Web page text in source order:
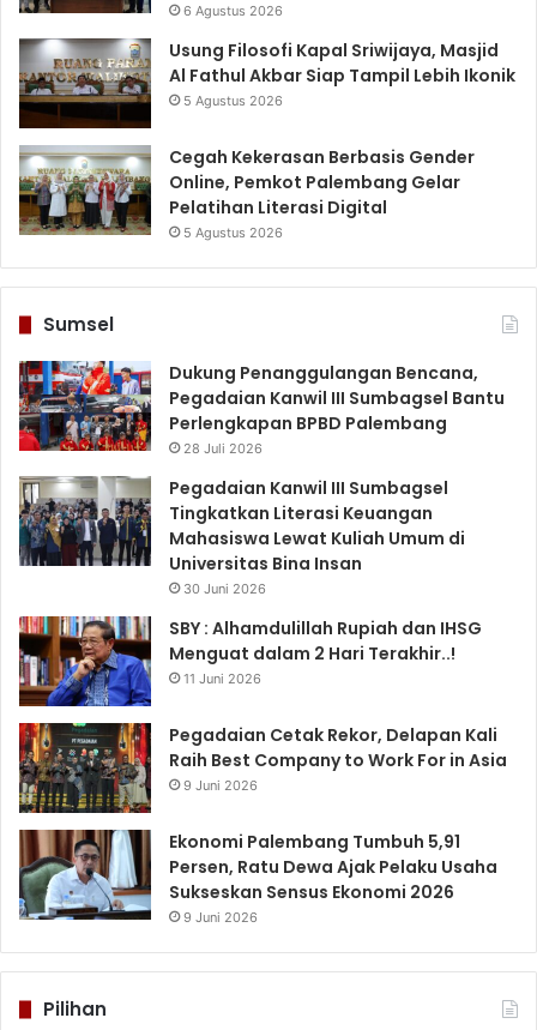
6 Agustus 2026
Usung Filosofi Kapal Sriwijaya, Masjid
Al Fathul Akbar Siap Tampil Lebih Ikonik
5 Agustus 2026
Cegah Kekerasan Berbasis Gender
Online, Pemkot Palembang Gelar
Pelatihan Literasi Digital
5 Agustus 2026
Sumsel
Dukung Penanggulangan Bencana,
Pegadaian Kanwil III Sumbagsel Bantu
Perlengkapan BPBD Palembang
28 Juli 2026
Pegadaian Kanwil III Sumbagsel
Tingkatkan Literasi Keuangan
Mahasiswa Lewat Kuliah Umum di
Universitas Bina Insan
30 Juni 2026
SBY : Alhamdulillah Rupiah dan IHSG
Menguat dalam 2 Hari Terakhir..!
11 Juni 2026
Pegadaian Cetak Rekor, Delapan Kali
Raih Best Company to Work For in Asia
9 Juni 2026
Ekonomi Palembang Tumbuh 5,91
Persen, Ratu Dewa Ajak Pelaku Usaha
Sukseskan Sensus Ekonomi 2026
9 Juni 2026
Pilihan